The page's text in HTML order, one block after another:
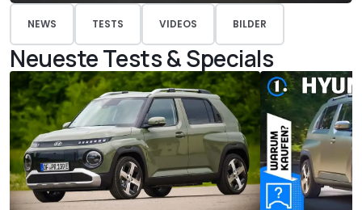
NEWS TESTS VIDEOS BILDER
Neueste Tests & Specials